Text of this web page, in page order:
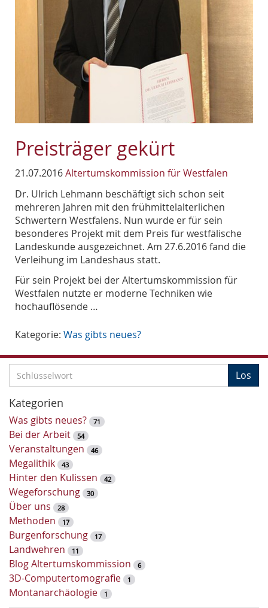
Preisträger gekürt
21.07.2016Altertumskommission für Westfalen
Dr. Ulrich Lehmann beschäftigt sich schon seit
mehreren Jahren mit den frühmittelalterlichen
Schwertern Westfalens. Nun wurde er für sein
besonderes Projekt mit dem Preis für westfälische
Landeskunde ausgezeichnet. Am 27.6.2016 fand die
Verleihung im Landeshaus statt.
Für sein Projekt bei der Altertumskommission für
Westfalen nutzte er moderne Techniken wie
hochauflösende …
Kategorie: Was gibts neues?
c
h
l
ü
s
s
e
l
w
o
r
t
-
S
u
c
Los
Kategorien
Was gibts neues? 71
Bei der Arbeit 54
Veranstaltungen 46
Megalithik 43
Hinter den Kulissen 42
Wegeforschung 30
Über uns 28
Methoden 17
Burgenforschung 17
Landwehren 11
Blog Altertumskommission 6
3D-Computertomografie 1
Montanarchäologie 1